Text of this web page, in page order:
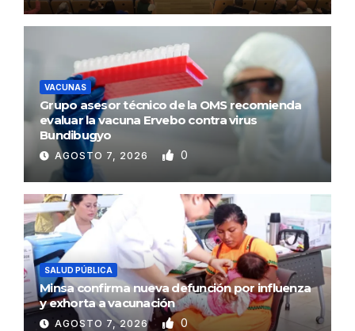
VACUNAS
Grupo asesor técnico de la OMS recomienda
evaluar la vacuna Ervebo contra virus
Bundibugyo
AGOSTO 7, 2026 0
SALUD PÚBLICA
Minsa confirma nueva defunción por influenza
y exhorta a vacunación
AGOSTO 7, 2026 0